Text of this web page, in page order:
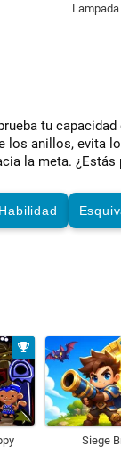
tu
los anillos, evita
la meta. ¿Estás
Habilidad
Siege